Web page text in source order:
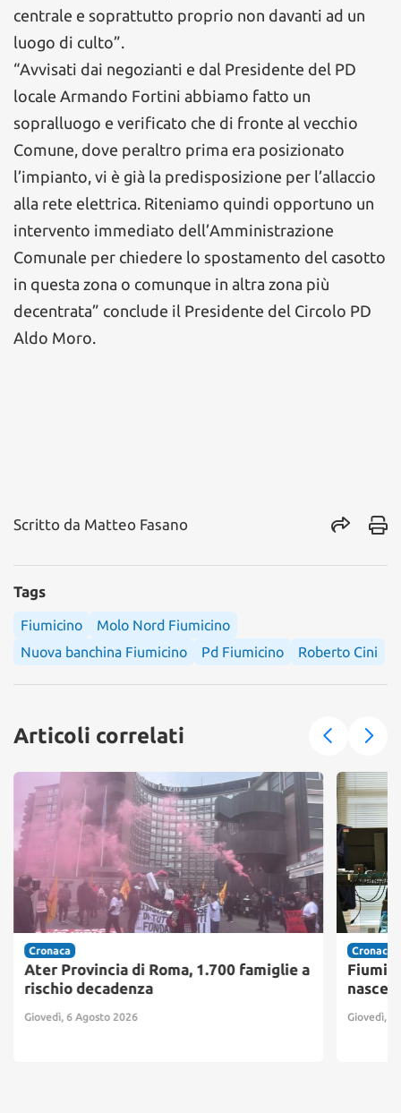
centrale e soprattutto proprio non davanti ad un
luogo di culto”.
“Avvisati dai negozianti e dal Presidente del PD
locale Armando Fortini abbiamo fatto un
sopralluogo e verificato che di fronte al vecchio
Comune, dove peraltro prima era posizionato
l’impianto, vi è già la predisposizione per l’allaccio
alla rete elettrica. Riteniamo quindi opportuno un
intervento immediato dell’Amministrazione
Comunale per chiedere lo spostamento del casotto
in questa zona o comunque in altra zona più
decentrata” conclude il Presidente del Circolo PD
Aldo Moro.
Scritto da Matteo Fasano
Tags
Fiumicino
Molo Nord Fiumicino
Nuova banchina Fiumicino
Pd Fiumicino Roberto Cini
Articoli correlati
Cronaca
Ater Provincia di Roma, 1.700 famiglie a
rischio decadenza
Giovedì, 6 Agosto 2026
Cronaca
nasce
Giovedì, 6